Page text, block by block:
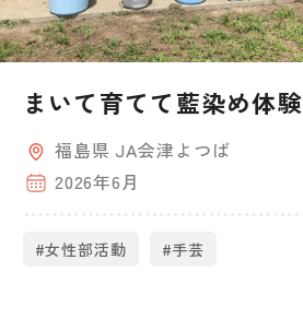
まいて育てて藍染め体験
福島県 JA会津よつば
2026年6月
#女性部活動 #手芸